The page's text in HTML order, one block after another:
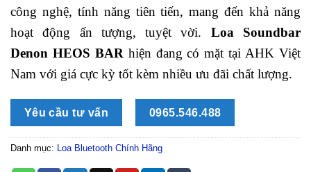
công nghệ, tính năng tiên tiến, mang đến khả năng
hoạt động ấn tượng, tuyệt vời. Loa Soundbar
Denon HEOS BAR hiện đang có mặt tại AHK Việt
Nam với giá cực kỳ tốt kèm nhiều ưu đãi chất lượng.
Yêu cầu tư vấn 0965.546.488
Danh mục: Loa Bluetooth Chính Hãng